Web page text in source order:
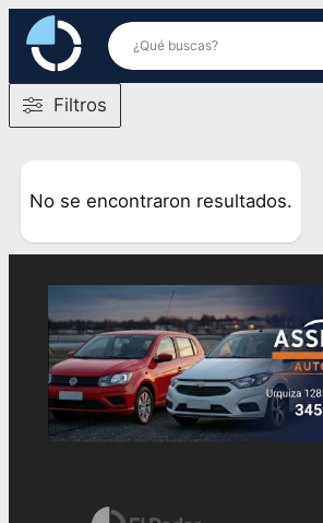
Saltar
contenido
Filtros
No se encontraron resultados.